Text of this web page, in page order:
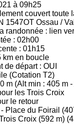
à 09h25
couvert toute
1547OT Ossau /
randonnée : lien
: 02h00
: 01h15
km en boucle
de départ : OUI
(Cotation T2)
m (Alt min : 405 m
les Trois Croix
le retour
Place du Foirail
Croix (592 m)